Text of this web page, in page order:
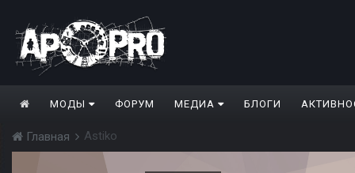
МОДЫ ФОРУМ МЕДИА БЛОГИ
Главная Astiko